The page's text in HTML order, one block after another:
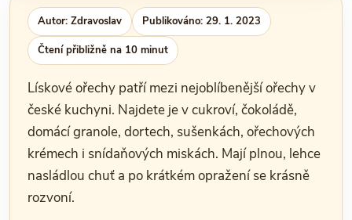
Autor: Zdravoslav Publikováno: 29. 1. 2023
Čtení přibližně na 10 minut
Lískové ořechy patří mezi nejoblíbenější ořechy v
české kuchyni. Najdete je v cukroví, čokoládě,
domácí granole, dortech, sušenkách, ořechových
krémech i snídaňových miskách. Mají plnou, lehce
nasládlou chuť a po krátkém opražení se krásně
rozvoní.